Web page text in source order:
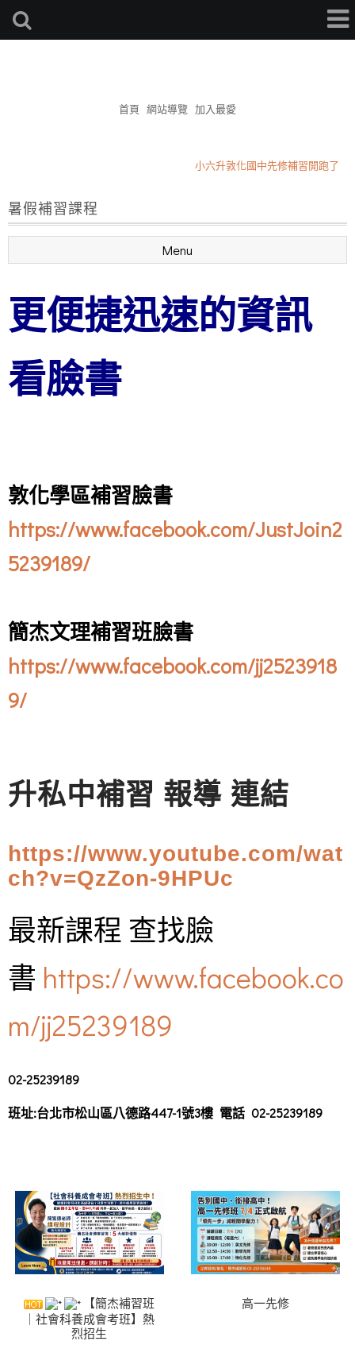
首頁 網站導覽 加入最愛
2026升私中小四小五班
2026升私中小四小五班
星期三作敦化國小學區作文
暑假補習課程
Menu
更便捷迅速的資訊
看臉書
敦化學區補習臉書
https://www.facebook.com/JustJoin2
5239189/
簡杰文理補習班臉書
https://www.facebook.com/jj2523918
9/
升私中補習 報導 連結
https://www.youtube.com/wat
ch?v=QzZon-9HPUc
最新課程 查找臉
書 https://www.facebook.co
m/jj25239189
02-25239189
班址:台北市松山區八德路447-1號3樓 電話 02-25239189
【簡杰補習班
｜社會科養成會考班】熱
烈招生
高一先修